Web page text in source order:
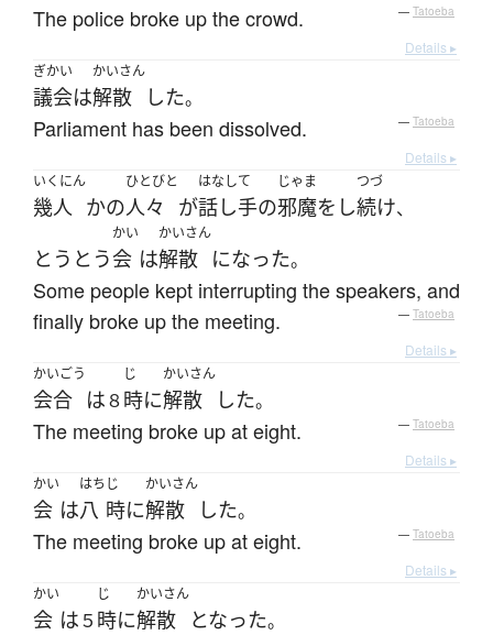
The police broke up the crowd. — Tatoeba
Details ▸
ぎかい
議会は
かいさん
解散 した。
Parliament has been dissolved. — Tatoeba
Details ▸
いくにん
幾人 かの
ひとびと
人々 が
はなして
話し手の
じゃま
邪魔を し
つづ
続け、
とうとう
かい
会 は
かいさん
解散 になった。
Some people kept interrupting the speakers, and
finally broke up the meeting.
— Tatoeba
Details ▸
かいごう
会合 は８
じ
時に
かいさん
解散 した。
The meeting broke up at eight. — Tatoeba
Details ▸
かい
会 は
はち
八
じ
時に
かいさん
解散 した。
The meeting broke up at eight. — Tatoeba
Details ▸
かい
会 は５
じ
時に
かいさん
解散 となった。